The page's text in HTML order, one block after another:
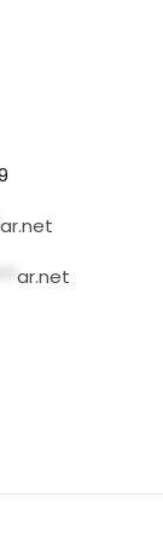
ar.net
ar.net